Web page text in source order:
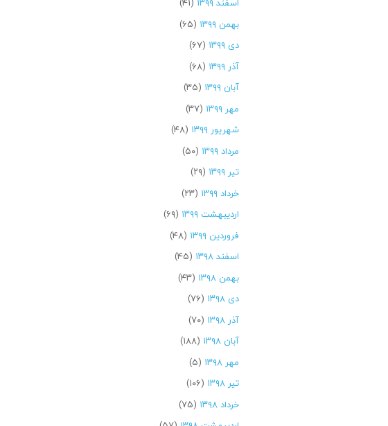
بهمن ۱۳۹۹
(۶۵)
دی ۱۳۹۹
(۶۷)
آذر ۱۳۹۹
(۶۸)
آبان ۱۳۹۹
(۳۵)
مهر ۱۳۹۹
(۳۷)
شهریور ۱۳۹۹
(۴۸)
مرداد ۱۳۹۹
(۵۰)
تیر ۱۳۹۹
(۲۹)
خرداد ۱۳۹۹
(۲۳)
اردیبهشت ۱۳۹۹
(۶۹)
فروردین ۱۳۹۹
(۴۸)
اسفند ۱۳۹۸
(۴۵)
بهمن ۱۳۹۸
(۴۳)
دی ۱۳۹۸
(۷۶)
آذر ۱۳۹۸
(۷۰)
آبان ۱۳۹۸
(۱۸۸)
مهر ۱۳۹۸
(۵)
تیر ۱۳۹۸
(۱۰۶)
خرداد ۱۳۹۸
(۷۵)